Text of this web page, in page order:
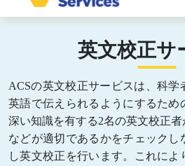
英文校正サ
ACSの英文校正サービスは、科学
英語で伝えられるようにするため
深い知識を有する2名の英文校正
などが適切であるかをチェックし
し英文校正を行います。これに